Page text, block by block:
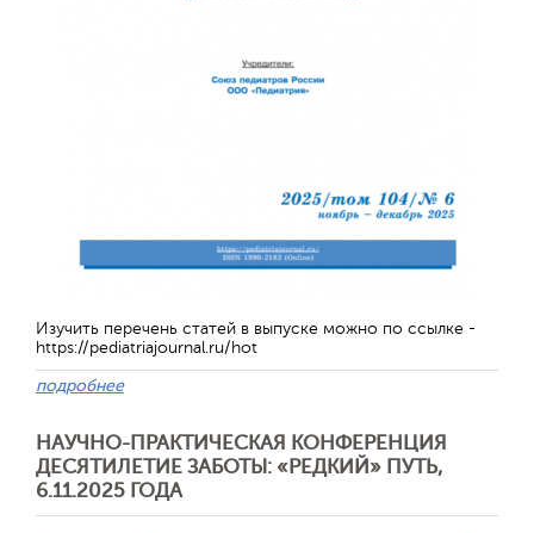
Изучить перечень статей в выпуске можно по ссылке -
https://pediatriajournal.ru/hot
подробнее
НАУЧНО-ПРАКТИЧЕСКАЯ КОНФЕРЕНЦИЯ
ДЕСЯТИЛЕТИЕ ЗАБОТЫ: «РЕДКИЙ» ПУТЬ,
6.11.2025 ГОДА